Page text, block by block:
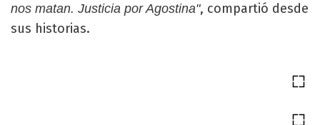
nos matan. Justicia por Agostina", compartió desde
sus historias.